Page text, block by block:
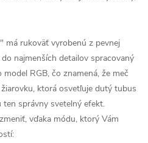
má rukoväť vyrobenú z pevnej
najmenších detailov spracovaný
RGB, čo znamená, že meč
ktorá osvetľuje dutý tubus
ten správny svetelný efekt.
vďaka módu, ktorý Vám